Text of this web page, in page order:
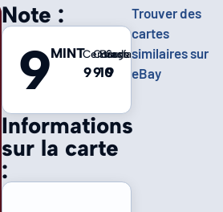
Informations
sur la carte
:
Note :
9MINTCentrage
9
Coins
9
Bords
10
Surface
9
Trouver des
cartes
similaires sur
eBay